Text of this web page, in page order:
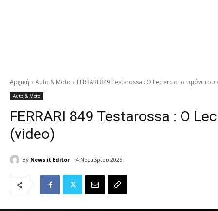
Αρχική Auto & Moto FERRARI 849 Testarossa : Ο Leclerc στο τιμόνι
Auto & Moto
FERRARI 849 Testarossa : Ο
(video)
By News it Editor 4 Νοεμβρίου 2025